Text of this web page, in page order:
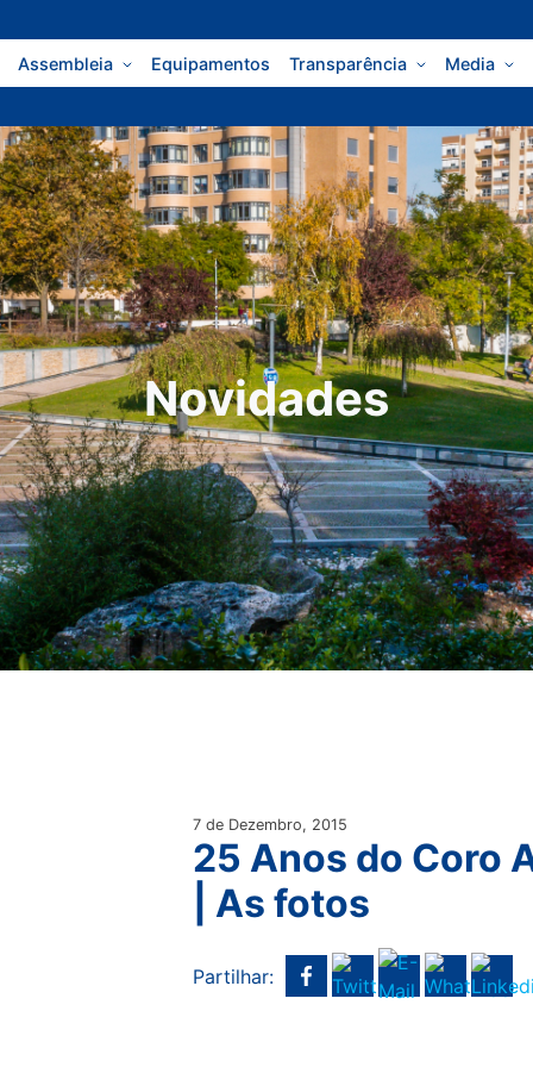
Assembleia Equipamentos Transparência Media
Novidades
7 de Dezembro, 2015
25 Anos do Coro
| As fotos
Partilhar: